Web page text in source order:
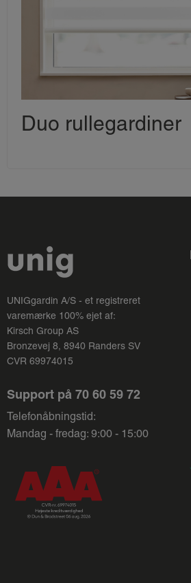
Duo rullegardiner
UNIGgardin A/S - et registreret
varemærke 100% ejet af:
Kirsch Group AS
Bronzevej 8, 8940 Randers SV
CVR 69974015
Support på 70 60 59 72
Telefonåbningstid:
Mandag - fredag: 9:00 - 15:00